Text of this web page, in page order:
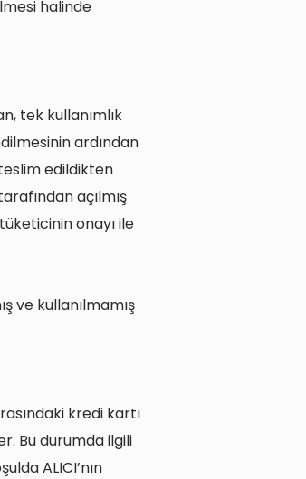
halinde
tek kullanımlık
ardından
edildikten
açılmış
onayı ile
ve kullanılmamış
kredi kartı
Bu durumda ilgili
ALICI’nın